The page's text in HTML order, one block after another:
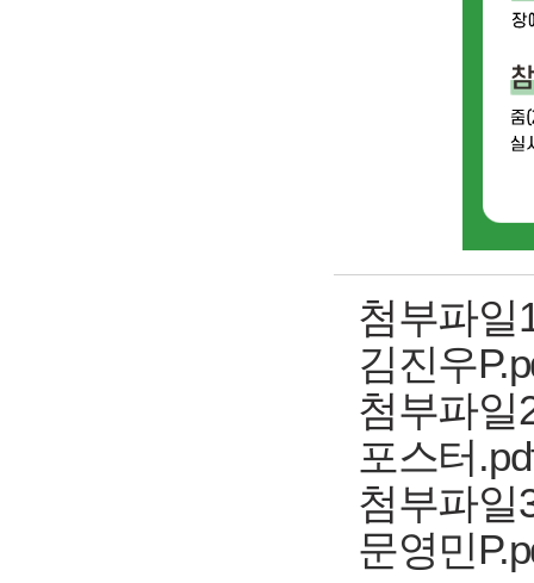
첨부파
김진우
첨부파
포스터
첨부파
문영민